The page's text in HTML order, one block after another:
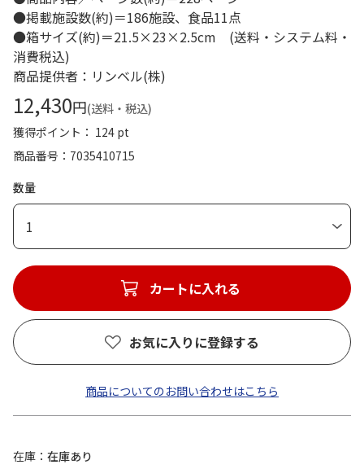
●掲載施設数(約)＝186施設、食品11点
●箱サイズ(約)＝21.5×23×2.5cm (送料・システム料・
消費税込)
商品提供者：リンベル(株)
12,430円(送料・税込)
獲得ポイント： 124 pt
商品番号
7035410715
数量
1
カートに入れる
お気に入りに登録する
商品についてのお問い合わせはこちら
在庫
在庫あり